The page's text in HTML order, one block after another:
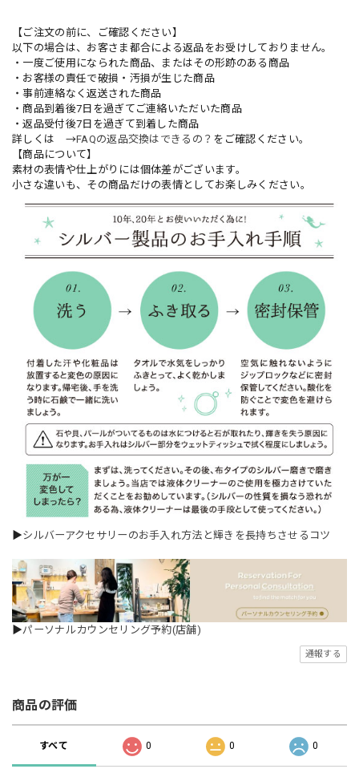
【ご注文の前に、ご確認ください】
以下の場合は、お客さま都合による返品をお受けしておりません。
・一度ご使用になられた商品、またはその形跡のある商品
・お客様の責任で破損・汚損が生じた商品
・事前連絡なく返送された商品
・商品到着後7日を過ぎてご連絡いただいた商品
・返品受付後7日を過ぎて到着した商品
詳しくは →FAQの返品交換はできるの？ をご確認ください。
【商品について】
素材の表情や仕上がりには個体差がございます。
小さな違いも、その商品だけの表情としてお楽しみください。
▶シルバーアクセサリーのお手入れ方法と輝きを長持ちさせるコツ
▶パーソナルカウンセリング予約(店舗)
通報する
商品の評価
すべて 0 0 0